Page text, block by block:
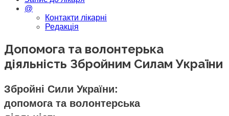
@
Контакти лікарні
Редакція
Допомога та волонтерька
діяльність Збройним Силам України
Збройні Сили України:
допомога та волонтерська